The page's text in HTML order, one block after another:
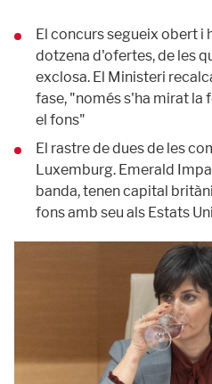
El concurs segueix obert i
dotzena d'ofertes, de les
exclosa. El Ministeri
fase, "només s'ha mirat la
el fons"
El rastre de dues de les
Luxemburg. Emerald
banda, tenen capital
fons amb seu als Estats